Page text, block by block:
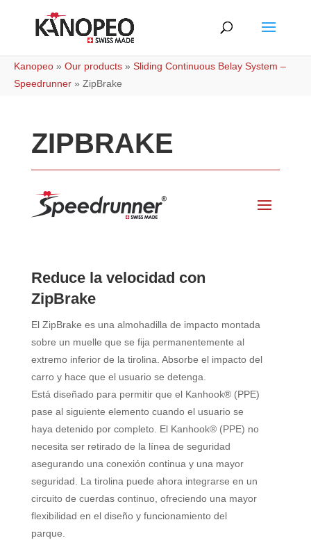
Kanopeo » Our products » Sliding Continuous Belay System –
Speedrunner » ZipBrake
ZIPBRAKE
Reduce la velocidad con
ZipBrake
El ZipBrake es una almohadilla de impacto montada
sobre un muelle que se fija permanentemente al
extremo inferior de la tirolina. Absorbe el impacto del
carro y hace que el usuario se detenga.
Está diseñado para permitir que el Kanhook® (PPE)
pase al siguiente elemento cuando el usuario se
haya detenido por completo. El Kanhook® (PPE) no
necesita ser retirado de la línea de seguridad
asegurando una conexión continua y una mayor
seguridad. La tirolina puede ahora integrarse en un
circuito de cuerdas continuo, ofreciendo una mayor
flexibilidad en el diseño y funcionamiento del
parque.